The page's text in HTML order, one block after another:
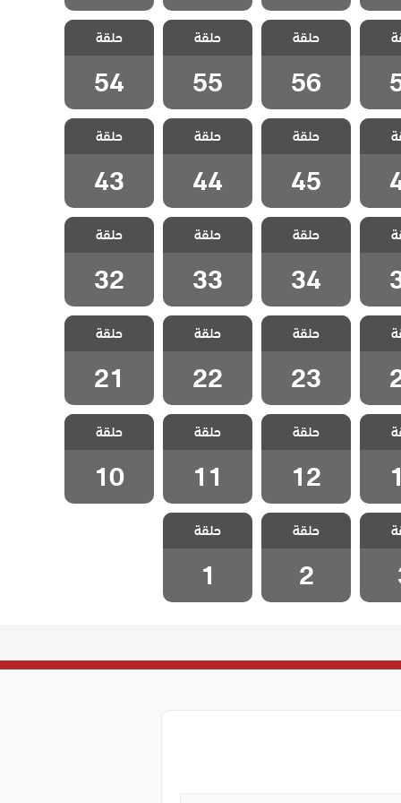
هذا
يسعني
57
مسلسل هذا
العالم لا يسعني
مدبلج الحلقة 56
حلقة
56
مسلسل هذا
العالم لا يسعني
مدبلج الحلقة 55
حلقة
55
مسلسل هذا
العالم لا يسعني
مدبلج الحلقة 54
حلقة
54
هذا
يسعني
46
مسلسل هذا
العالم لا يسعني
مدبلج الحلقة 45
حلقة
45
مسلسل هذا
العالم لا يسعني
مدبلج الحلقة 44
حلقة
44
مسلسل هذا
العالم لا يسعني
مدبلج الحلقة 43
حلقة
43
هذا
يسعني
35
مسلسل هذا
العالم لا يسعني
مدبلج الحلقة 34
حلقة
34
مسلسل هذا
العالم لا يسعني
مدبلج الحلقة 33
حلقة
33
مسلسل هذا
العالم لا يسعني
مدبلج الحلقة 32
حلقة
32
هذا
يسعني
24
مسلسل هذا
العالم لا يسعني
مدبلج الحلقة 23
حلقة
23
مسلسل هذا
العالم لا يسعني
مدبلج الحلقة 22
حلقة
22
مسلسل هذا
العالم لا يسعني
مدبلج الحلقة 21
حلقة
21
هذا
يسعني
13
مسلسل هذا
العالم لا يسعني
مدبلج الحلقة 12
حلقة
12
مسلسل هذا
العالم لا يسعني
مدبلج الحلقة 11
حلقة
11
مسلسل هذا
العالم لا يسعني
مدبلج الحلقة 10
حلقة
10
هذا
يسعني
3
مسلسل هذا
العالم لا يسعني
مدبلج الحلقة 2
حلقة
2
مسلسل هذا
العالم لا يسعني
مدبلج الحلقة 1
حلقة
1